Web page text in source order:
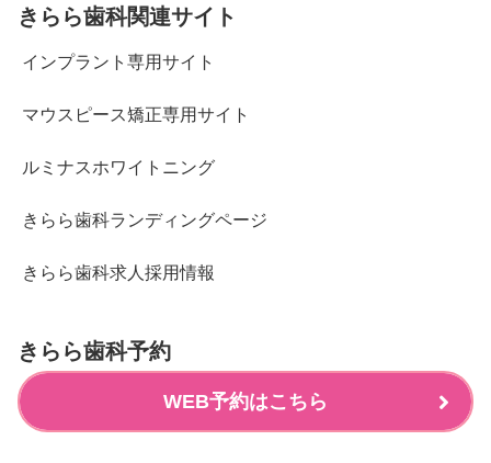
きらら歯科関連サイト
インプラント専用サイト
マウスピース矯正専用サイト
ルミナスホワイトニング
きらら歯科ランディングページ
きらら歯科求人採用情報
きらら歯科予約
WEB予約はこちら